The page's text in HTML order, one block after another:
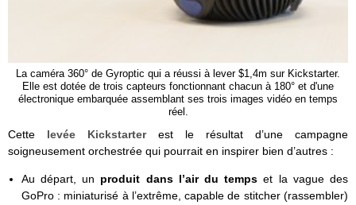
La caméra 360° de Gyroptic qui a réussi à lever $1,4m sur Kickstarter.
Elle est dotée de trois capteurs fonctionnant chacun à 180° et d'une
électronique embarquée assemblant ses trois images vidéo en temps
réel.
Cette levée Kickstarterest le résultat d’une campagne
soigneusement orchestrée qui pourrait en inspirer bien d’autres :
Au départ, un produit dans l’air du tempset la vague des
GoPro : miniaturisé à l’extrême, capable de stitcher (rassembler)